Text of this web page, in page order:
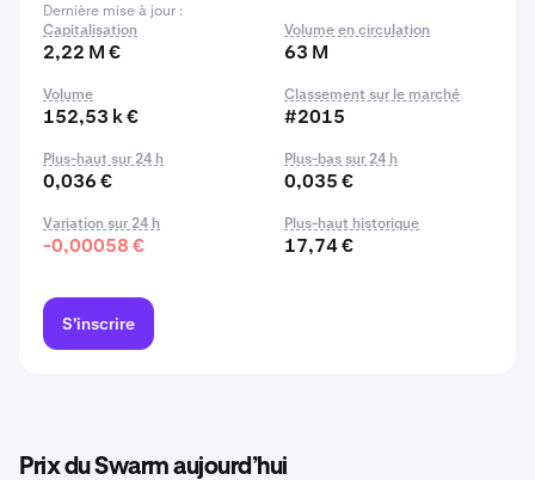
Dernière mise à jour :
Capitalisation
2,22 M €
Volume en circulation
63 M
Volume
152,53 k €
Classement sur le marché
#2015
Plus-haut sur 24 h
0,036 €
Plus-bas sur 24 h
0,035 €
Variation sur 24 h
-0,00058 €
Plus-haut historique
17,74 €
S'inscrire
Prix du Swarm aujourd’hui